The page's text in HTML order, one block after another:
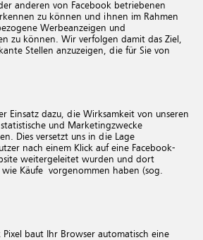
anderen von Facebook betriebenen
zu können und ihnen im Rahmen
Werbeanzeigen und
zu können. Wir verfolgen damit das Ziel,
Stellen anzuzeigen, die für Sie von
Einsatz dazu, die Wirksamkeit von unseren
und Marketingzwecke
Dies versetzt uns in die Lage
nach einem Klick auf eine Facebook-
weitergeleitet wurden und dort
Käufe vorgenommen haben (sog.
baut Ihr Browser automatisch eine